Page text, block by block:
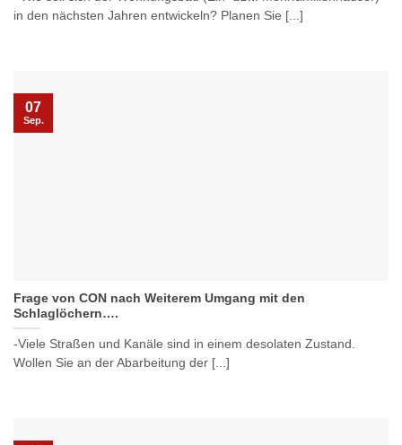
in den nächsten Jahren entwickeln? Planen Sie [...]
Frage von CON nach Weiterem Umgang mit den
Schlaglöchern….
-Viele Straßen und Kanäle sind in einem desolaten Zustand.
Wollen Sie an der Abarbeitung der [...]
07
Sep.